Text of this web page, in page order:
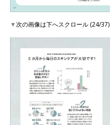
▼次の画像は下へスクロール (24/37)